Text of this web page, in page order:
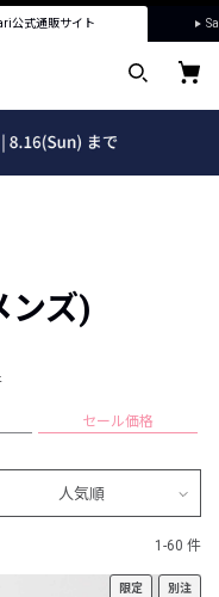
公式通販サイト
ンズ)
セール価格
人気順
1-60 件
限定 別注